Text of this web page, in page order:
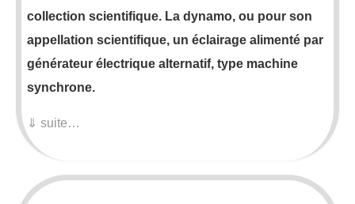
collection scientifique. La dynamo, ou pour son
appellation scientifique, un éclairage alimenté par
générateur électrique alternatif, type machine
synchrone.
⇓ suite…